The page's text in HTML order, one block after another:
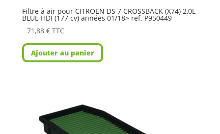
Filtre à air pour CITROEN DS 7 CROSSBACK (X74) 2,0L
BLUE HDI (177 cv) années 01/18> ref. P950449
71,88 € TTC
Ajouter au panier